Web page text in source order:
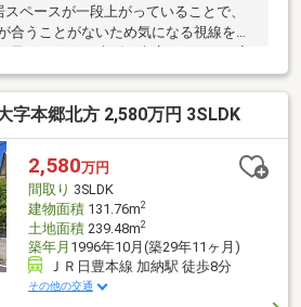
ペースが一段上がっていることで、
合うことがないため気になる視線をシ
る造り花火が望める屋上は家族時間
す！ペットと過ごすワイワイ時間はも
しみ尽くせる一軒家☆■整った周辺環
10分でトライアル・マルショク・宮
手続きも“歩いて完結”できる、利便性
字本郷北方 2,580万円 3SLDK
2,580万円
間取り 3SLDK
建物面積131.76m2
土地面積239.48m2
築年月 1996年10月(築29年11ヶ月)
ＪＲ日豊本線 加納駅 徒歩8分
その他の交通